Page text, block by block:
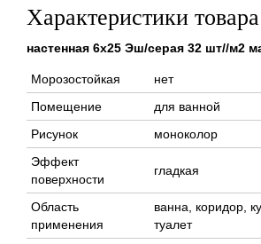
Характеристики товара
настенная 6x25 Эш/серая 32 шт//м2
Морозостойкая
нет
Помещение
для ванной
Рисунок
моноколор
Эффект
поверхности
гладкая
Область
применения
ванна, коридор,
туалет